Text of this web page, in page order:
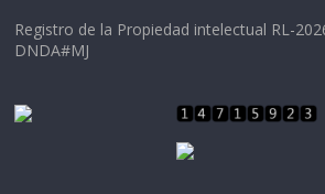
Registro de la Propiedad intelectual RL-
DNDA#MJ